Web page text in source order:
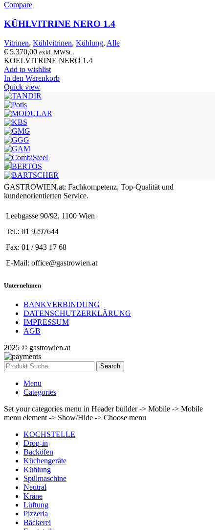
Compare
KÜHLVITRINE NERO 1.4
Vitrinen, Kühlvitrinen, Kühlung, Alle
€ 5.370,00 exkl. MWSt.
KOELVITRINE NERO 1.4
Add to wishlist
In den Warenkorb
Quick view
GASTROWIEN.at: Fachkompetenz, Top-Qualität und
kundenorientierten Service.
Leebgasse 90/92, 1100 Wien
Tel.: 01 9297644
Fax: 01 / 943 17 68
E-Mail: office@gastrowien.at
Unternehmen
BANKVERBINDUNG
DATENSCHUTZERKLÄRUNG
IMPRESSUM
AGB
2025 © gastrowien.at
Search
Menu
Categories
Set your categories menu in Header builder -> Mobile -> Mobile
menu element -> Show/Hide -> Choose menu
KOCHSTELLE
Drop-in
Backöfen
Küchengeräte
Kühlung
Spülmaschine
Neutral
Kräne
Lüftung
Pizzeria
Bäckerei